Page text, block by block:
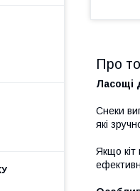
Про
Ласощі
Снеки
які
Якщо кіт